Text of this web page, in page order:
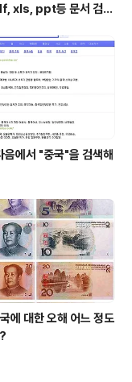
xls, ppt등 문서 검색
음에서 "중국"을 검색해
에 대한 오해 어느 정도